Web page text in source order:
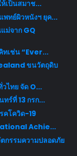
ห้เป็นสมาช...
ทย์ผิวหนังฯ ยุค...
ม่จาก GQ
ทเช่น “Ever...
ขนวัตถุดิบ
ไทย จัด O...
ร์ที่ 13 กรก...
คโควิด-19
Achie...
รรมความปลอดภัย